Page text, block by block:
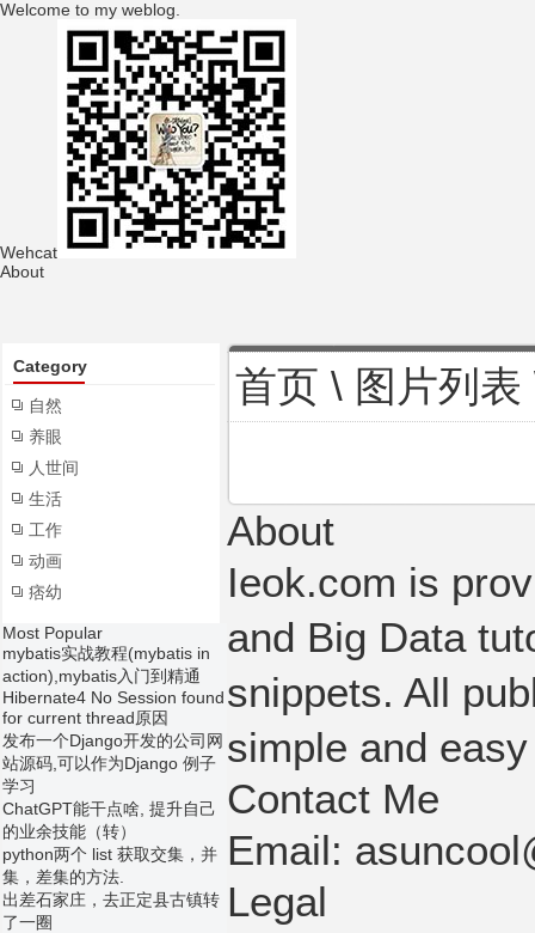
Welcome to my weblog.
Wehcat
About
Category
自然
养眼
人世间
生活
工作
动画
痞幼
Most Popular
mybatis实战教程(mybatis in
action),mybatis入门到精通
Hibernate4 No Session found
for current thread原因
发布一个Django开发的公司网
站源码,可以作为Django 例子
学习
ChatGPT能干点啥, 提升自己
的业余技能（转）
python两个 list 获取交集，并
集，差集的方法.
出差石家庄，去正定县古镇转
了一圈
首页 \ 图片列表
About
Ieok.com is
and Big Data
snippets. All
simple and
Contact Me
Email:
Legal